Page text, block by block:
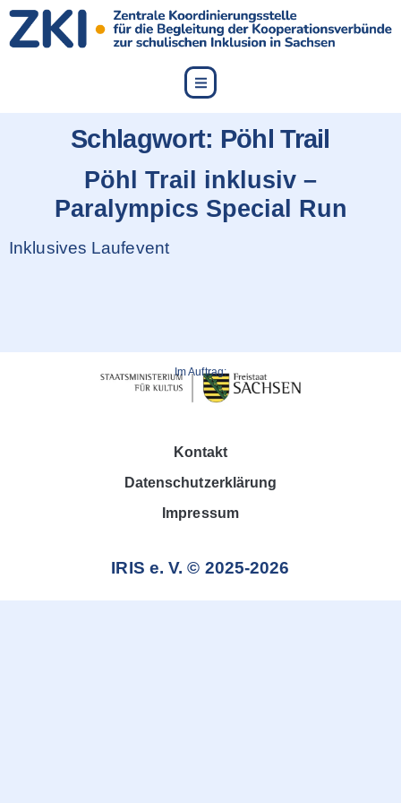
content
Schlagwort: Pöhl Trail
Pöhl Trail inklusiv –
Paralympics Special Run
Inklusives Laufevent
Im Auftrag:
Kontakt
Datenschutzerklärung
Impressum
IRIS e. V. © 2025-2026